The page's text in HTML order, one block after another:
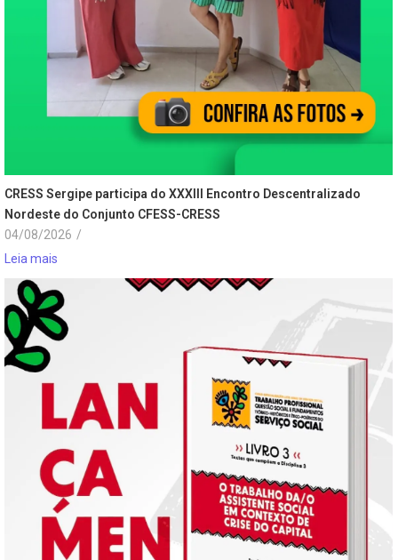
CRESS Sergipe participa do XXXIII Encontro Descentralizado
Nordeste do Conjunto CFESS-CRESS
04/08/2026 /
Leia mais